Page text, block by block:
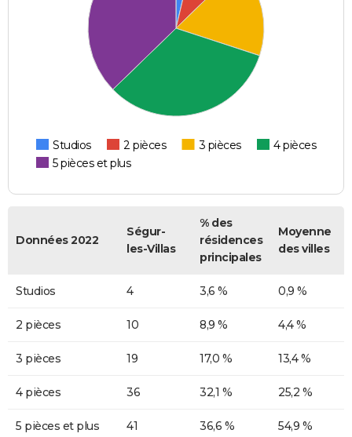
Studios 2 pièces 3 pièces
4 pièces
5 pièces et plus
Données 2022
Ségur-
les-Villas
% des
résidences
principales
Moyenne
des villes
Studios 4 3,6 % 0,9 %
2 pièces 10 8,9 % 4,4 %
3 pièces 19 17,0 % 13,4 %
4 pièces 36 32,1 % 25,2 %
5 pièces et plus 41 36,6 % 54,9 %